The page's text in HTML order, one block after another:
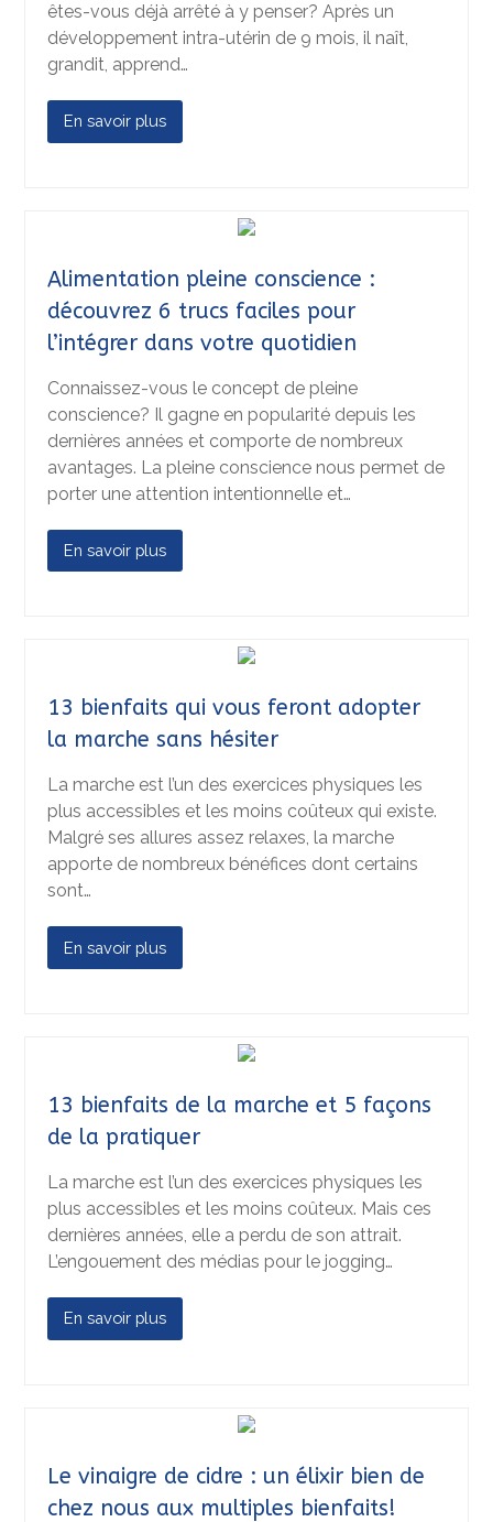
êtes-vous déjà arrêté à y penser? Après un
développement intra-utérin de 9 mois, il naît,
grandit, apprend…
En savoir plus
Alimentation pleine conscience :
découvrez 6 trucs faciles pour
l’intégrer dans votre quotidien
Connaissez-vous le concept de pleine
conscience? Il gagne en popularité depuis les
dernières années et comporte de nombreux
avantages. La pleine conscience nous permet de
porter une attention intentionnelle et…
En savoir plus
13 bienfaits qui vous feront adopter
la marche sans hésiter
La marche est l’un des exercices physiques les
plus accessibles et les moins coûteux qui existe.
Malgré ses allures assez relaxes, la marche
apporte de nombreux bénéfices dont certains
sont…
En savoir plus
13 bienfaits de la marche et 5 façons
de la pratiquer
La marche est l’un des exercices physiques les
plus accessibles et les moins coûteux. Mais ces
dernières années, elle a perdu de son attrait.
L’engouement des médias pour le jogging…
En savoir plus
Le vinaigre de cidre : un élixir bien de
chez nous aux multiples bienfaits!